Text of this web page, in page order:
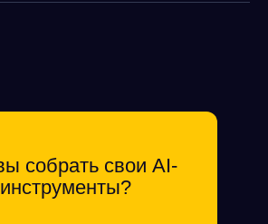
собрать свои AI-
инструменты?